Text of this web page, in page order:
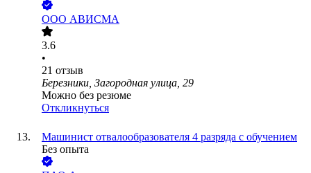
ООО АВИСМА
3.6
•
21 отзыв
Березники, Загородная улица, 29
Можно без резюме
Откликнуться
Машинист отвалообразователя 4 разряда с обучением
Без опыта